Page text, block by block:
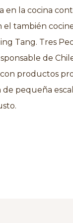
en la cocina
el también
Tang. Tres
de
productos
pequeña